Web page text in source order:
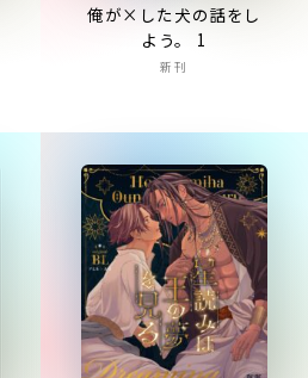
俺が×した犬の話をし
よう。 1
新刊